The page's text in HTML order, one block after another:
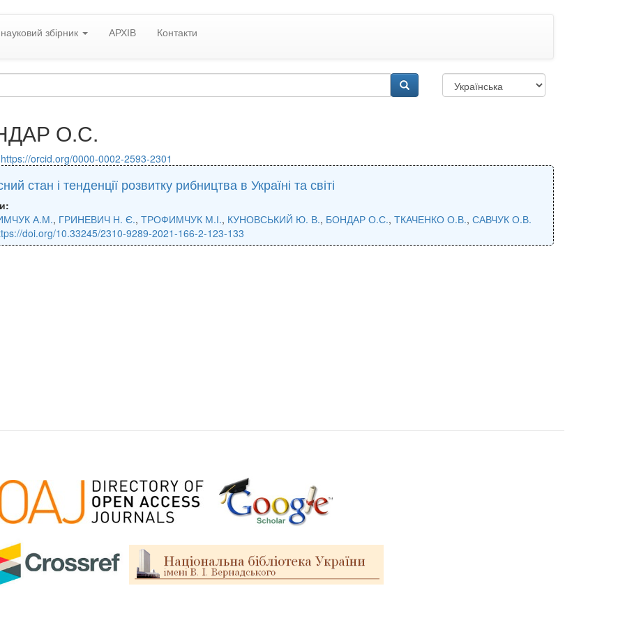
збірник АРХІВ Контакти
О.С.
https://orcid.org/0000-0002-2593-2301
стан і тенденції розвитку рибництва в Україні та світі
А.М., ГРИНЕВИЧ Н. Є., ТРОФИМЧУК М.І., КУНОВСЬКИЙ Ю. В., БОНДАР О.С., ТКАЧЕНКО О.В., САВЧУК О.В.
doi.org/10.33245/2310-9289-2021-166-2-123-133